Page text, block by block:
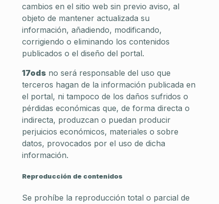
cambios en el sitio web sin previo aviso, al
objeto de mantener actualizada su
información, añadiendo, modificando,
corrigiendo o eliminando los contenidos
publicados o el diseño del portal.
17odsno será responsable del uso que
terceros hagan de la información publicada en
el portal, ni tampoco de los daños sufridos o
pérdidas económicas que, de forma directa o
indirecta, produzcan o puedan producir
perjuicios económicos, materiales o sobre
datos, provocados por el uso de dicha
información.
Reproducción de contenidos
Se prohíbe la reproducción total o parcial de